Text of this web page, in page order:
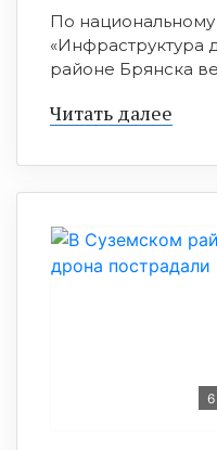
По национальному
«Инфраструктура
районе Брянска
Читать далее